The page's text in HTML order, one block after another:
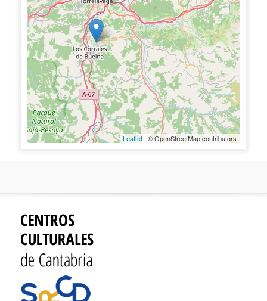
Leaflet | © OpenStreetMap contributors